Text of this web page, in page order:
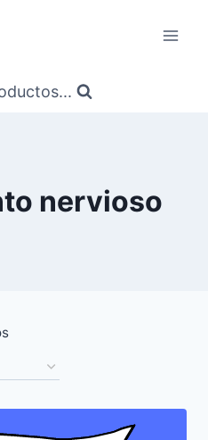
nervioso